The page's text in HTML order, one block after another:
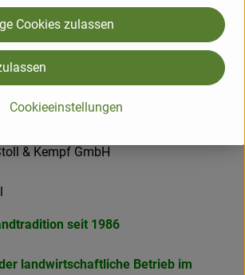
in manchen Globus-und Edeka
Marke "ferme du bio" in
& Kempf GmbH
seit 1986
landwirtschaftliche Betrieb im
Cookieeinstellungen
Cookies zulassen